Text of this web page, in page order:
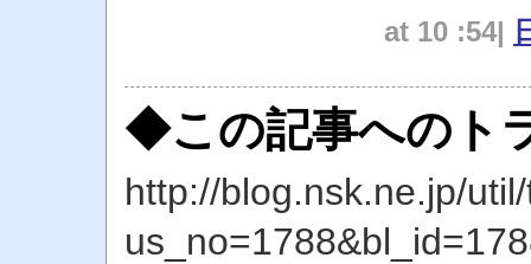
at 10 :54|
◆この記事へのト
http://blog.nsk.ne.jp/